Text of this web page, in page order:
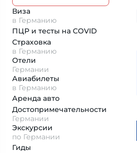
Виза
в Германию
ПЦР и тесты на COVID
Страховка
в Германию
Отели
Германии
Авиабилеты
в Германию
Аренда авто
Достопримеча­тельности
Германии
Экскурсии
по Германии
Гиды